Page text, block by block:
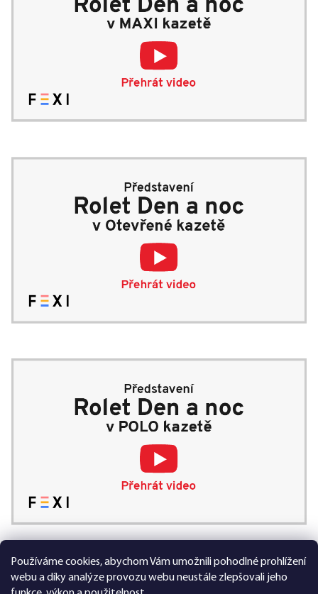
Používáme cookies, abychom Vám umožnili pohodlné prohlížení
webu a díky analýze provozu webu neustále zlepšovali jeho
99 % spokojených zákazníků